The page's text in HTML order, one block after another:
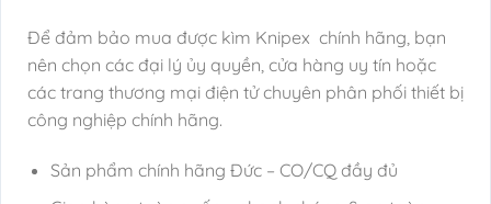
Để đảm bảo mua được kìm Knipex chính hãng, bạn
nên chọn các đại lý ủy quyền, cửa hàng uy tín hoặc
các trang thương mại điện tử chuyên phân phối thiết bị
công nghiệp chính hãng.
Sản phẩm chính hãng Đức – CO/CQ đầy đủ